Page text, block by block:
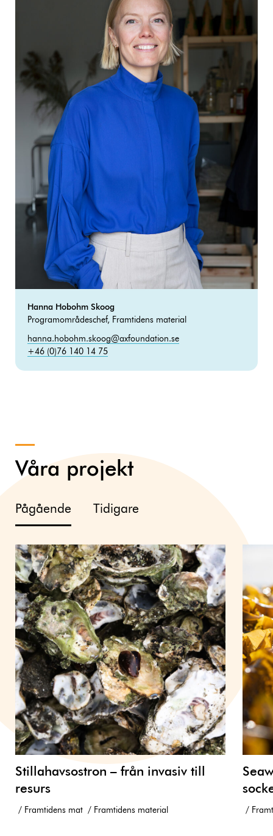
Hanna Hobohm Skoog
Programområdeschef, Framtidens material
hanna.hobohm.skoog@axfoundation.se
+46 (0)76 140 14 75
Våra projekt
Pågående Tidigare
Stillahavsostron – från invasiv till
resurs
Framtidens mat Framtidens material